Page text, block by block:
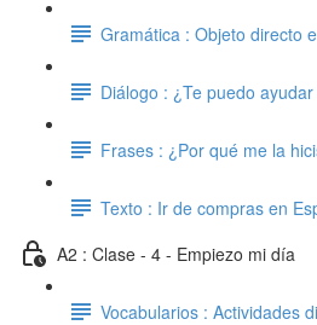
Gramática : Objeto directo
Diálogo : ¿Te puedo
Frases : ¿Por qué me la
Texto : Ir de compras en
A2 : Clase - 4 - Empiezo mi día
Vocabularios : Actividades